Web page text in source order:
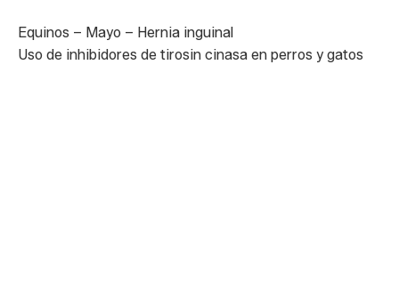
Equinos – Mayo – Hernia inguinal
Uso de inhibidores de tirosin cinasa en perros y gatos